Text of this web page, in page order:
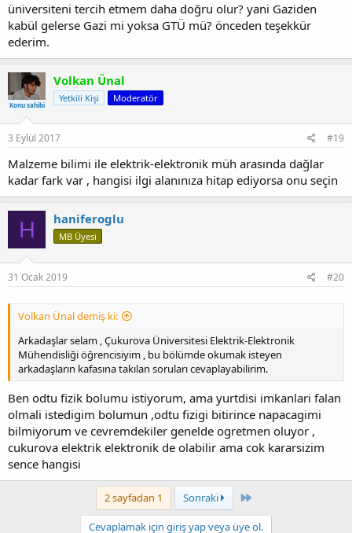
üniversiteni tercih etmem daha doğru olur? yani Gaziden
kabül gelerse Gazi mi yoksa GTÜ mü? önceden teşekkür
ederim.
Konu sahibi
Volkan Ünal
Yetkili Kişi Moderatör
3 Eylül 2017 #19
Malzeme bilimi ile elektrik-elektronik müh arasında dağlar
kadar fark var , hangisi ilgi alanınıza hitap ediyorsa onu seçin
H haniferoglu
MB Üyesi
31 Ocak 2019 #20
Volkan Ünal demiş ki:
Arkadaşlar selam , Çukurova Üniversitesi Elektrik-Elektronik
Mühendisliği öğrencisiyim , bu bölümde okumak isteyen
arkadaşların kafasına takılan soruları cevaplayabilirim.
Ben odtu fizik bolumu istiyorum, ama yurtdisi imkanlari falan
olmali istedigim bolumun ,odtu fizigi bitirince napacagimi
bilmiyorum ve cevremdekiler genelde ogretmen oluyor ,
cukurova elektrik elektronik de olabilir ama cok kararsizim
sence hangisi
2 sayfadan 1 Sonraki Last
Cevaplamak için giriş yap veya üye ol.